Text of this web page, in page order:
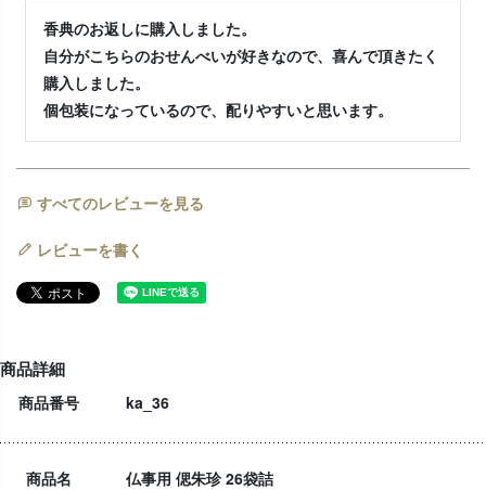
香典のお返しに購入しました。
自分がこちらのおせんべいが好きなので、喜んで頂きたく
購入しました。
個包装になっているので、配りやすいと思います。
すべてのレビューを見る
レビューを書く
商品詳細
商品番号 ka_36
商品名 仏事用 偲朱珍 26袋詰